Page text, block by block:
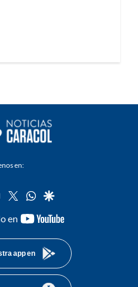
en:
instagram
twitterwhatsapp
google
en
youtube-
app en